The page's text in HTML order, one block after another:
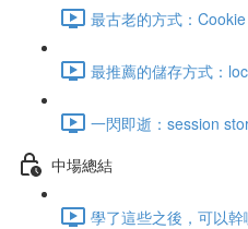
最古老的方式：
最推薦的儲存方式：
一閃即逝：session
中場總結
學了這些之後，可以